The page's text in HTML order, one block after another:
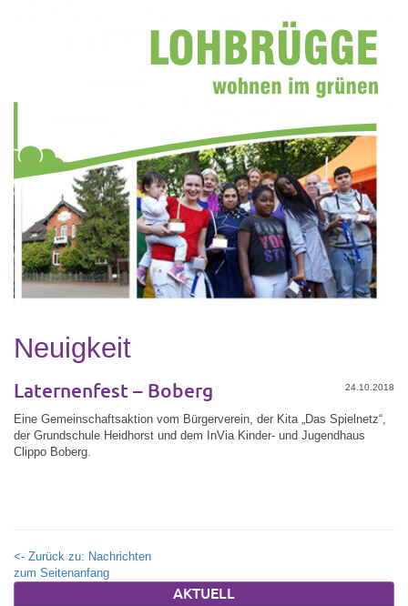
AKTUELL
Neuigkeit
24.10.2018
Laternenfest – Boberg
Eine Gemeinschaftsaktion vom Bürgerverein, der Kita „Das Spielnetz“,
der Grundschule Heidhorst und dem InVia Kinder- und Jugendhaus
Clippo Boberg.
<- Zurück zu: Nachrichten
zum Seitenanfang